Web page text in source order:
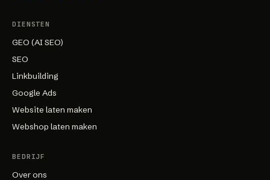
DIENSTEN
GEO (AI SEO)
SEO
Linkbuilding
Google Ads
Website laten maken
Webshop laten maken
BEDRIJF
Over ons